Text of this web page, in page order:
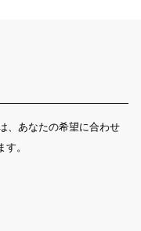
、あなたの希望に合わせ
。